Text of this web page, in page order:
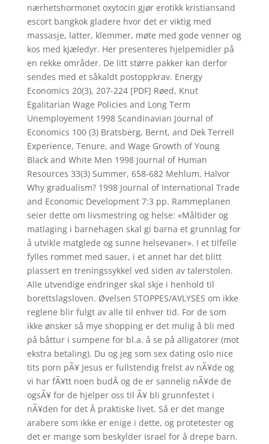
nærhetshormonet oxytocin gjør erotikk kristiansand
escort bangkok gladere hvor det er viktig med
massasje, latter, klemmer, møte med gode venner og
kos med kjæledyr. Her presenteres hjelpemidler på
en rekke områder. De litt større pakker kan derfor
sendes med et såkaldt postoppkrav. Energy
Economics 20(3), 207-224 [PDF] Røed, Knut
Egalitarian Wage Policies and Long Term
Unemployement 1998 Scandinavian Journal of
Economics 100 (3) Bratsberg, Bernt, and Dek Terrell
Experience, Tenure, and Wage Growth of Young
Black and White Men 1998 Journal of Human
Resources 33(3) Summer, 658-682 Mehlum, Halvor
Why gradualism? 1998 Journal of International Trade
and Economic Development 7:3 pp. Rammeplanen
seier dette om livsmestring og helse: «Måltider og
matlaging i barnehagen skal gi barna et grunnlag for
å utvikle matglede og sunne helsevaner». I et tilfelle
fylles rommet med sauer, i et annet har det blitt
plassert en treningssykkel ved siden av talerstolen.
Alle utvendige endringer skal skje i henhold til
borettslagsloven. Øvelsen STOPPES/AVLYSES om ikke
reglene blir fulgt av alle til enhver tid. For de som
ikke ønsker så mye shopping er det mulig å bli med
på båttur i sumpene for bl.a. å se på alligatorer (mot
ekstra betaling). Du og jeg som sex dating oslo nice
tits porn pÃ¥ Jesus er fullstendig frelst av nÃ¥de og
vi har fÃ¥tt noen budÂ og de er sannelig nÃ¥de de
ogsÃ¥ for de hjelper oss til Ã¥ bli grunnfestet i
nÃ¥den for det Â praktiske livet. Så er det mange
arabere som ikke er enige i dette, og protetester og
det er mange som beskylder Israel for å drepe barn.